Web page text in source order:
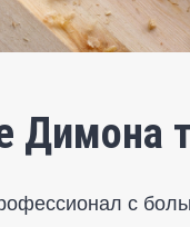
Димона
с